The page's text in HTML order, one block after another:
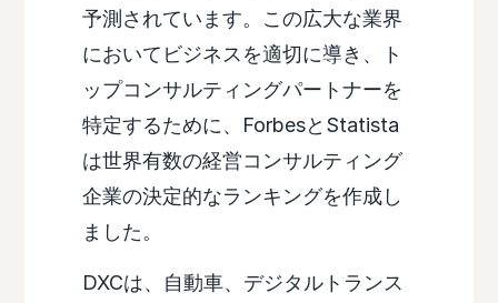
予測されています。この広大な業界
においてビジネスを適切に導き、ト
ップコンサルティングパートナーを
特定するために、ForbesとStatista
は世界有数の経営コンサルティング
企業の決定的なランキングを作成し
ました。
DXCは、自動車、デジタルトランス